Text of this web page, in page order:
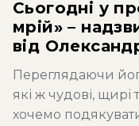
Сьогодні у
мрій» –
від
Переглядаючи
які ж чудові, щирі
хочемо